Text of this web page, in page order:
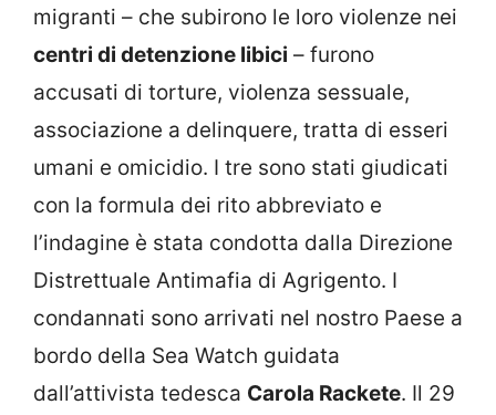
migranti – che subirono le loro violenze nei
centri di detenzione libici – furono
accusati di torture, violenza sessuale,
associazione a delinquere, tratta di esseri
umani e omicidio. I tre sono stati giudicati
con la formula dei rito abbreviato e
l’indagine è stata condotta dalla Direzione
Distrettuale Antimafia di Agrigento. I
condannati sono arrivati nel nostro Paese a
bordo della Sea Watch guidata
dall’attivista tedesca Carola Rackete. Il 29